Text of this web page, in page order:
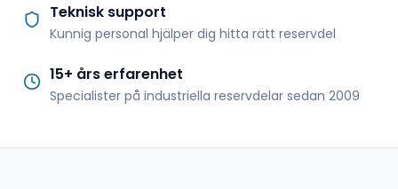
Teknisk support
Kunnig personal hjälper dig hitta rätt reservdel
15+ års erfarenhet
Specialister på industriella reservdelar sedan 2009